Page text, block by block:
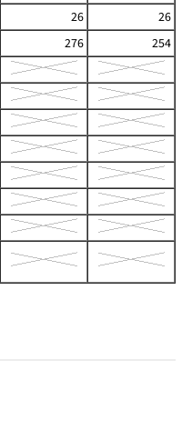
26
26
276
254